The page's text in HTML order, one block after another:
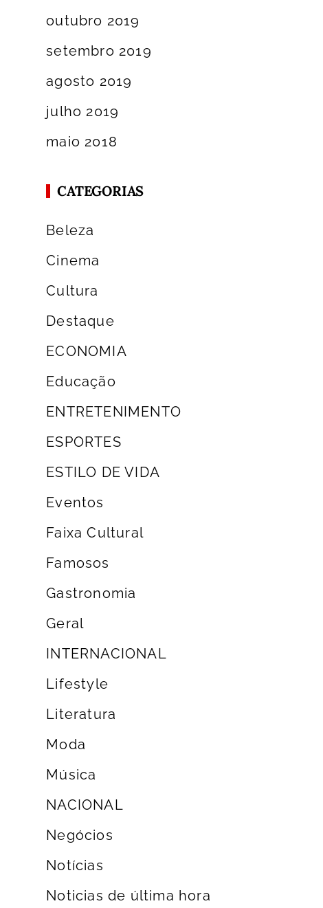
outubro 2019
setembro 2019
agosto 2019
julho 2019
maio 2018
CATEGORIAS
Beleza
Cinema
Cultura
Destaque
ECONOMIA
Educação
ENTRETENIMENTO
ESPORTES
ESTILO DE VIDA
Eventos
Faixa Cultural
Famosos
Gastronomia
Geral
INTERNACIONAL
Lifestyle
Literatura
Moda
Música
NACIONAL
Negócios
Notícias
Noticias de última hora